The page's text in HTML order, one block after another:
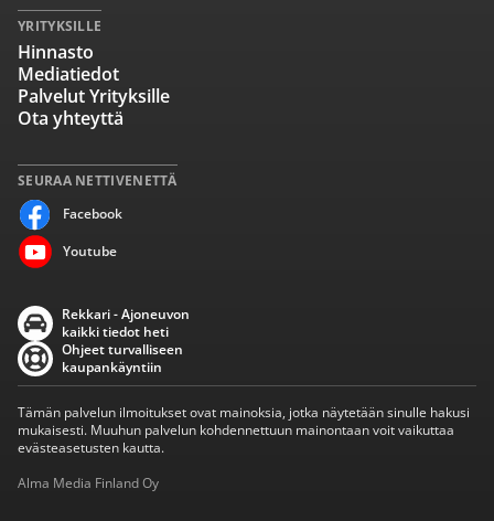
SEURAA NETTIVENETTÄ
Facebook
Youtube
YRITYKSILLE
Hinnasto
Mediatiedot
Palvelut Yrityksille
Ota yhteyttä
Rekkari - Ajoneuvon
kaikki tiedot heti
Ohjeet turvalliseen
kaupankäyntiin
Tämän palvelun ilmoitukset ovat mainoksia, jotka näytetään sinulle hakusi
mukaisesti. Muuhun palvelun kohdennettuun mainontaan voit vaikuttaa
evästeasetusten kautta.
Alma Media Finland Oy